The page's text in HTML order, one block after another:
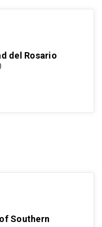
del Rosario
Southern